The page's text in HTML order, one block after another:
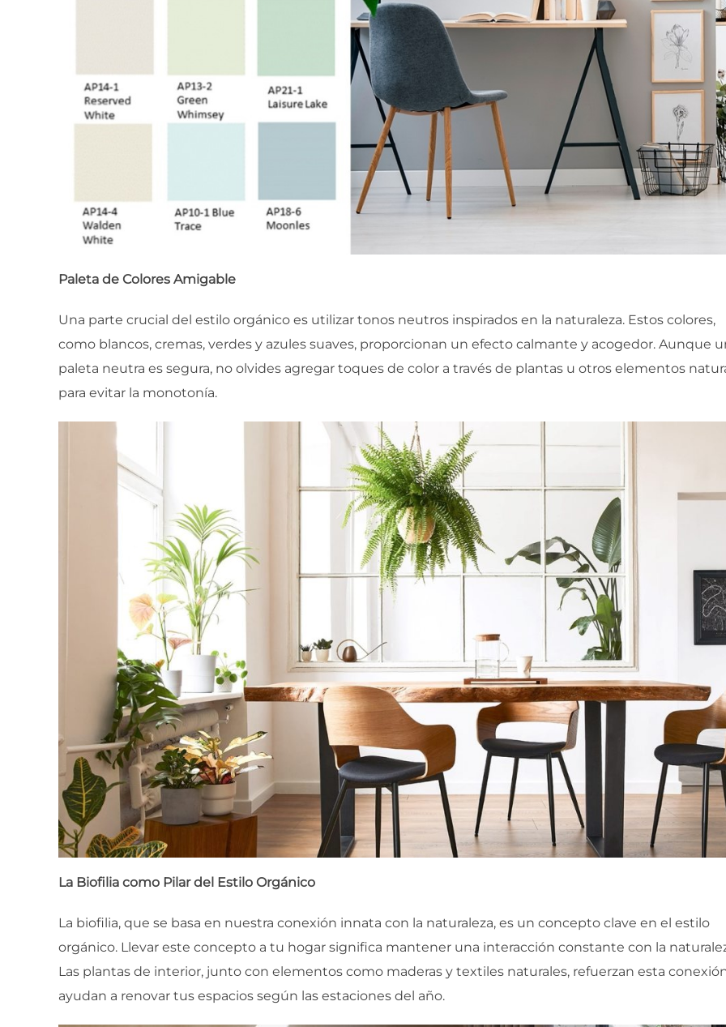
Paleta de Colores Amigable
Una parte crucial del estilo orgánico es utilizar tonos neutros inspirados en la naturaleza. Estos colores,
como blancos, cremas, verdes y azules suaves, proporcionan un efecto calmante y acogedor. Aunque
paleta neutra es segura, no olvides agregar toques de color a través de plantas u otros elementos
para evitar la monotonía.
La Biofilia como Pilar del Estilo Orgánico
La biofilia, que se basa en nuestra conexión innata con la naturaleza, es un concepto clave en el estilo
orgánico. Llevar este concepto a tu hogar significa mantener una interacción constante con la
Las plantas de interior, junto con elementos como maderas y textiles naturales, refuerzan esta
ayudan a renovar tus espacios según las estaciones del año.